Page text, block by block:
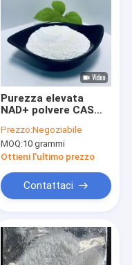
Purezza elevata
NAD+ polvere CAS
adenina dinucleotide
Materia prima
Prezzo:Negoziabile
MOQ:10 grammi
Ottieni l'ultimo prezzo
Contattaci